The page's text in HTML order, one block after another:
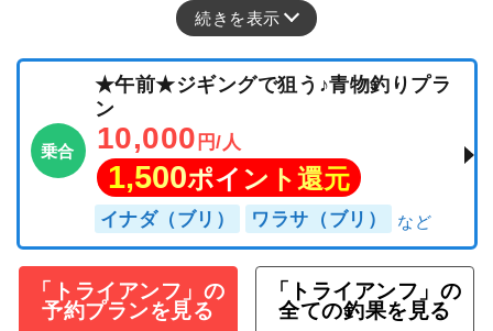
続きを表示
乗合
★午前★ジギングで狙う♪青物釣りプラ
ン
10,000 円/人
1,500ポイント還元
イナダ（ブリ） ワラサ（ブリ）
「トライアンフ」の
予約プランを見る
「トライアンフ」の
全ての釣果を見る